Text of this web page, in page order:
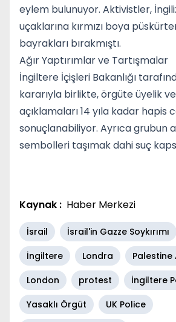
eylem bulunuyor. Aktivistler,
uçaklarına kırmızı boya
bayrakları bırakmıştı.
Ağır Yaptırımlar ve Tartışmalar
İngiltere İçişleri Bakanlığı
kararıyla birlikte, örgüte üyelik
açıklamaları 14 yıla kadar hapis
sonuçlanabiliyor. Ayrıca grubun
sembolleri taşımak dahi suç
Kaynak : Haber Merkezi
İsrail İsrail'in Gazze Soykırımı
İngiltere
Londra
Palestine
London
protest
İngiltere
Yasaklı Örgüt
UK Police